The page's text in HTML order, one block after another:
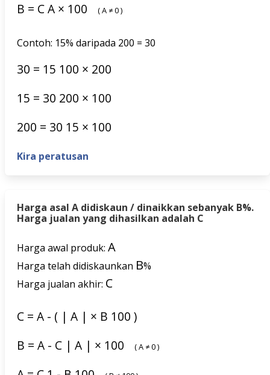
B = CA × 100 (A ≠0)
Contoh: 15% daripada 200 = 30
30 = 15 100 × 200
15 = 30 200 × 100
200 = 30 15 × 100
Kira peratusan
Harga asal A didiskaun / dinaikkan sebanyak B%.
Harga jualan yang dihasilkan adalah C
Harga awal produk: A
Harga telah didiskaunkan B%
Harga jualan akhir: C
C = A - ( | A | × B 100 )
B = A - C | A | × 100 (A ≠0)